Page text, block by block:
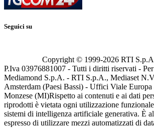
Seguici su
Copyright © 1999-2026 RTI
P.Iva 03976881007 - Tutti i diritti riservati -
Mediamond S.p.A. - RTI S.p.A., Mediaset
Amsterdam (Paesi Bassi) - Uffici Viale
Monzese (MI)Rispetto ai contenuti e ai dati
riprodotti è vietata ogni utilizzazione
sistemi di intelligenza artificiale generativa. È
espresso di utilizzare mezzi automatizzati di